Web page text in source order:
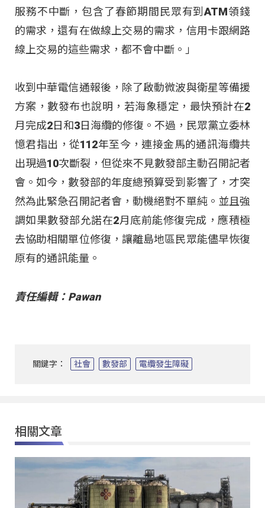
服務不中斷，包含了春節期間民眾有到ATM領錢
的需求，還有在做線上交易的需求，信用卡跟網路
線上交易的這些需求，都不會中斷。」
收到中華電信通報後，除了啟動微波與衛星等備援
方案，數發布也說明，若海象穩定，最快預計在2
月完成2日和3日海纜的修復。不過，民眾黨立委林
憶君指出，從112年至今，連接金馬的通訊海纜共
出現過10次斷裂，但從來不見數發部主動召開記者
會。如今，數發部的年度總預算受到影響了，才突
然為此緊急召開記者會，動機絕對不單純。並且強
調如果數發部允諾在2月底前能修復完成，應積極
去協助相關單位修復，讓離島地區民眾能儘早恢復
原有的通訊能量。
責任編輯：Pawan
關鍵字： 社會 數發部 電纜發生障礙
相關文章